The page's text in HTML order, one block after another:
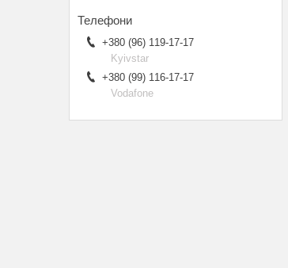
+380 (96) 119-17-17
Kyivstar
+380 (99) 116-17-17
Vodafone